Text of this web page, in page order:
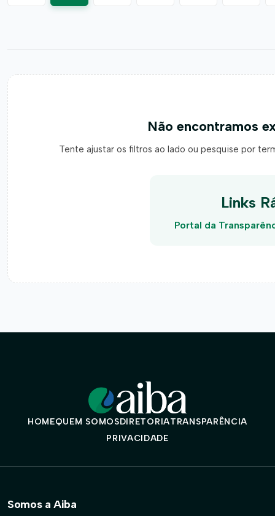
Não encontramos
Tente ajustar os filtros ao lado ou pesquise por
Links
Portal da
HOMEQUEM SOMOSDIRETORIATRANSPARÊNCIA
PRIVACIDADE
Somos a Aiba